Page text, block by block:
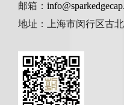
邮箱：
地址：上海市闵行区古